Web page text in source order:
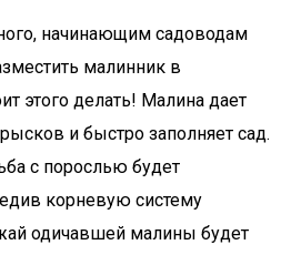
начинающим садоводам
малинник в
этого делать! Малина дает
и быстро заполняет сад.
с порослью будет
корневую систему
одичавшей малины будет